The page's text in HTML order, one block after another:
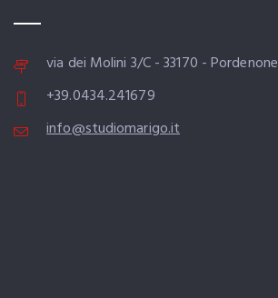
via dei Molini 3/C - 33170 - Pordenone
+39.0434.241679
info@studiomarigo.it